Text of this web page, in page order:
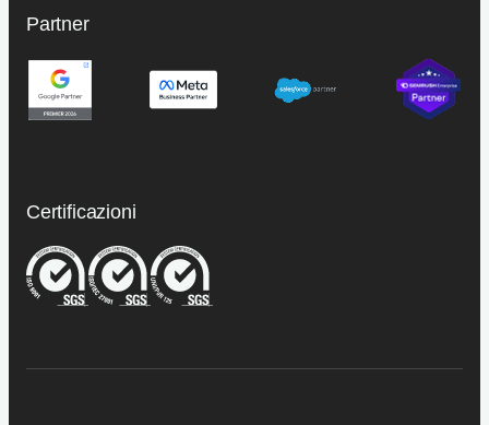
Partner
Certificazioni